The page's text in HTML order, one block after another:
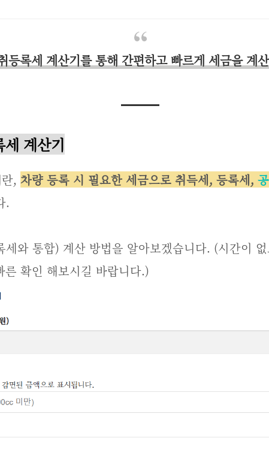
등록세 계산기를 통해 간편하고 빠르게 세금을 계
계산기
, 차량 등록 시 필요한 세금으로 취득세, 등록세,
.
세와 통합) 계산 방법을 알아보겠습니다. (시간이
른 확인 해보시길 바랍니다.)